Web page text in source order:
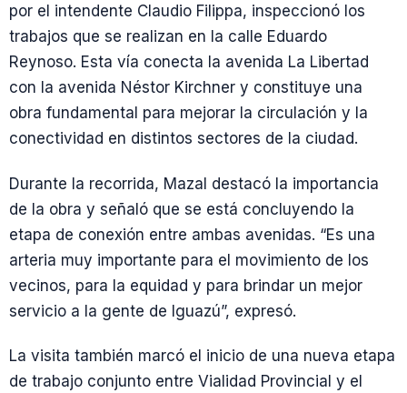
por el intendente Claudio Filippa, inspeccionó los
trabajos que se realizan en la calle Eduardo
Reynoso. Esta vía conecta la avenida La Libertad
con la avenida Néstor Kirchner y constituye una
obra fundamental para mejorar la circulación y la
conectividad en distintos sectores de la ciudad.
Durante la recorrida, Mazal destacó la importancia
de la obra y señaló que se está concluyendo la
etapa de conexión entre ambas avenidas. “Es una
arteria muy importante para el movimiento de los
vecinos, para la equidad y para brindar un mejor
servicio a la gente de Iguazú”, expresó.
La visita también marcó el inicio de una nueva etapa
de trabajo conjunto entre Vialidad Provincial y el